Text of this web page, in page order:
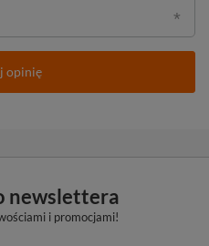
opinię
newslettera
i promocjami!